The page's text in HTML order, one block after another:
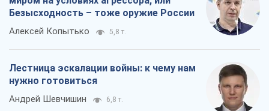
Безысходность – тоже оружие России
Алексей Копытько 5,8 т.
Лестница эскалации войны: к чему нам
нужно готовиться
Андрей Шевчишин 6,8 т.